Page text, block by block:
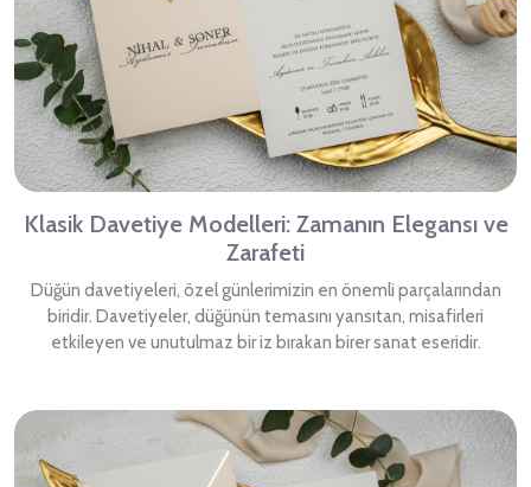
Klasik Davetiye Modelleri: Zamanın Elegansı ve
Zarafeti
Düğün davetiyeleri, özel günlerimizin en önemli parçalarından
biridir. Davetiyeler, düğünün temasını yansıtan, misafirleri
etkileyen ve unutulmaz bir iz bırakan birer sanat eseridir.